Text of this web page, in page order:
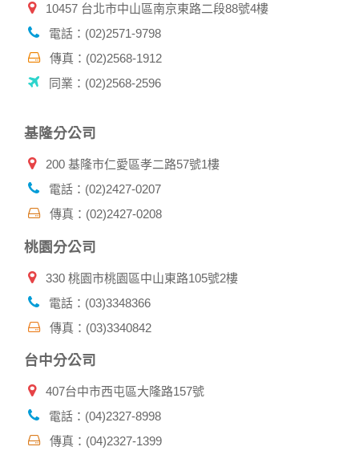
10457 台北市中山區南京東路二段88號4樓
電話：(02)2571-9798
傳真：(02)2568-1912
同業：(02)2568-2596
基隆分公司
200 基隆市仁愛區孝二路57號1樓
電話：(02)2427-0207
傳真：(02)2427-0208
桃園分公司
330 桃園市桃園區中山東路105號2樓
電話：(03)3348366
傳真：(03)3340842
台中分公司
407台中市西屯區大隆路157號
電話：(04)2327-8998
傳真：(04)2327-1399